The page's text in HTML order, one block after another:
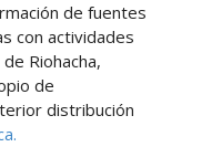
de fuentes
con actividades
Riohacha,
de
distribución